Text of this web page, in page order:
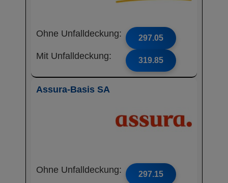
Ohne Unfalldeckung: 297.05
Mit Unfalldeckung: 319.85
Assura-Basis SA
Ohne Unfalldeckung: 297.15